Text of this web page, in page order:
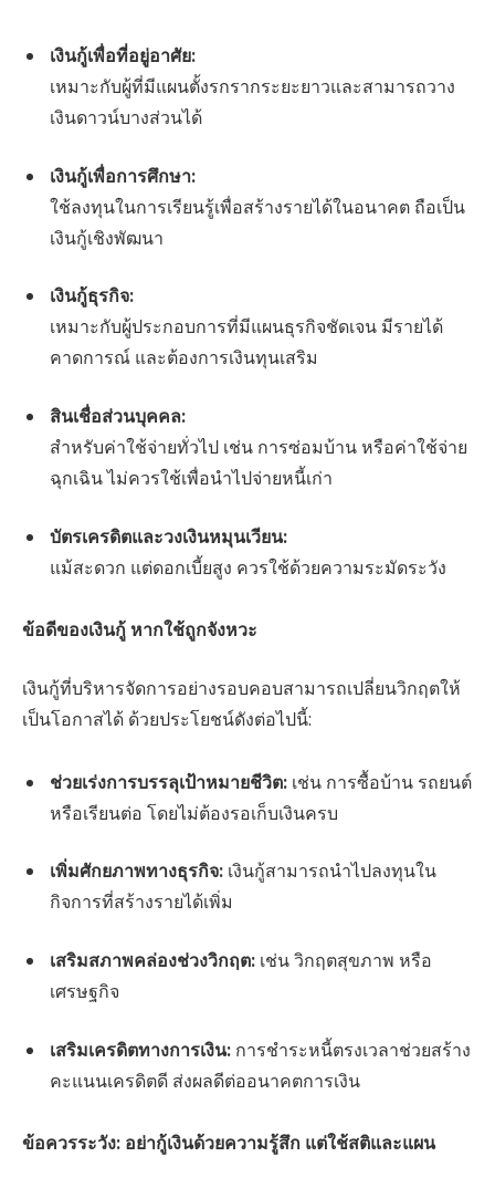
เงินกู้เพื่อที่อยู่อาศัย:
เหมาะกับผู้ที่มีแผนตั้งรกรากระยะยาวและสามารถวาง
เงินดาวน์บางส่วนได้
เงินกู้เพื่อการศึกษา:
ใช้ลงทุนในการเรียนรู้เพื่อสร้างรายได้ในอนาคต ถือเป็น
เงินกู้เชิงพัฒนา
เงินกู้ธุรกิจ:
เหมาะกับผู้ประกอบการที่มีแผนธุรกิจชัดเจน มีรายได้
คาดการณ์ และต้องการเงินทุนเสริม
สินเชื่อส่วนบุคคล:
สำหรับค่าใช้จ่ายทั่วไป เช่น การซ่อมบ้าน หรือค่าใช้จ่าย
ฉุกเฉิน ไม่ควรใช้เพื่อนำไปจ่ายหนี้เก่า
บัตรเครดิตและวงเงินหมุนเวียน:
แม้สะดวก แต่ดอกเบี้ยสูง ควรใช้ด้วยความระมัดระวัง
ข้อดีของเงินกู้ หากใช้ถูกจังหวะ
เงินกู้ที่บริหารจัดการอย่างรอบคอบสามารถเปลี่ยนวิกฤตให้
เป็นโอกาสได้ ด้วยประโยชน์ดังต่อไปนี้:
ช่วยเร่งการบรรลุเป้าหมายชีวิต: เช่น การซื้อบ้าน รถยนต์
หรือเรียนต่อ โดยไม่ต้องรอเก็บเงินครบ
เพิ่มศักยภาพทางธุรกิจ: เงินกู้สามารถนำไปลงทุนใน
กิจการที่สร้างรายได้เพิ่ม
เสริมสภาพคล่องช่วงวิกฤต: เช่น วิกฤตสุขภาพ หรือ
เศรษฐกิจ
เสริมเครดิตทางการเงิน: การชำระหนี้ตรงเวลาช่วยสร้าง
คะแนนเครดิตดี ส่งผลดีต่ออนาคตการเงิน
ข้อควรระวัง: อย่ากู้เงินด้วยความรู้สึก แต่ใช้สติและแผน